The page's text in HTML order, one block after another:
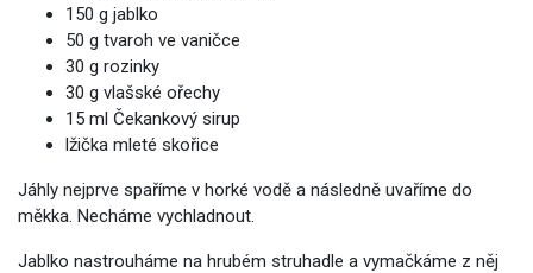
150 g jablko
50 g tvaroh ve vaničce
30 g rozinky
30 g vlašské ořechy
15 ml Čekankový sirup
lžička mleté skořice
Jáhly nejprve spaříme v horké vodě a následně uvaříme do
měkka. Necháme vychladnout.
Jablko nastrouháme na hrubém struhadle a vymačkáme z něj